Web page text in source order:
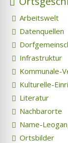
Arbeitswelt
Datenquellen
Infrastruktur
Kommunale-
Kulturelle-
Literatur
Nachbarorte
Name-
Ortsbilder